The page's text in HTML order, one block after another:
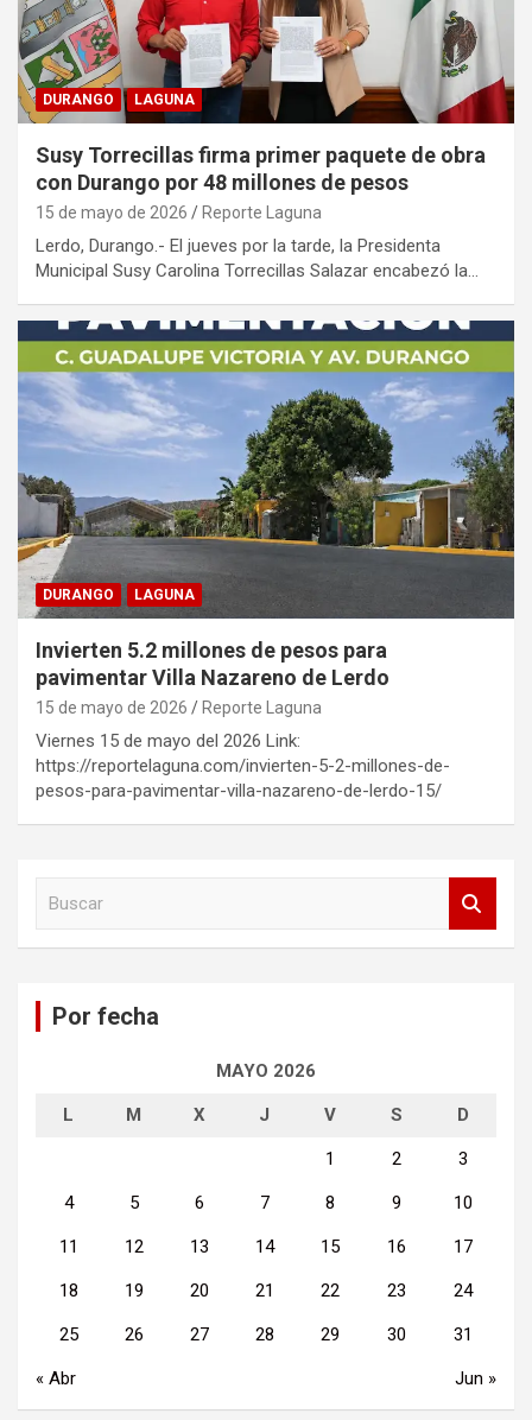
DURANGO LAGUNA
Susy Torrecillas firma primer paquete de obra
con Durango por 48 millones de pesos
15 de mayo de 2026 Reporte Laguna
Lerdo, Durango.- El jueves por la tarde, la Presidenta
Municipal Susy Carolina Torrecillas Salazar encabezó la…
DURANGO LAGUNA
Invierten 5.2 millones de pesos para
pavimentar Villa Nazareno de Lerdo
15 de mayo de 2026 Reporte Laguna
Viernes 15 de mayo del 2026 Link:
https://reportelaguna.com/invierten-5-2-millones-de-
pesos-para-pavimentar-villa-nazareno-de-lerdo-15/
Por fecha
MAYO 2026
L M X J V S D
1 2 3
4 5 6 7 8 9 10
11 12 13 14 15 16 17
18 19 20 21 22 23 24
25 26 27 28 29 30 31
« Abr Jun »